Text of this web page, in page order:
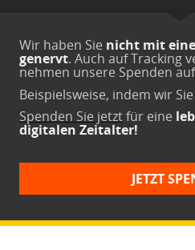
Wir haben Sie nicht mit
genervt. Auch auf Tracking
nehmen unsere Spenden auf
Beispielsweise, indem wir
Spenden Sie jetztfür eine
digitalen Zeitalter!
JETZT